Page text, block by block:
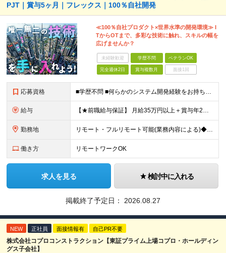
PJT｜賞与5ヶ月｜フレックス｜100％自社開発
≪100％自社プロダクト×世界水準の開発環境≫ I
TからOTまで、多彩な技術に触れ、スキルの幅を
広げませんか？
未経験歓迎 学歴不問 ベテランOK
完全週休2日 賞与複数月 面接1回
応募資格 ■学歴不問 ■何らかのシステム開発経験をお持ちの方（業界経験不問） ■業界知識は不問です 入社後にはニッチな業界知識が必要になりますが、 入社時点の知識量は不問です！ 「エンジニアとして自分にしか
給与 【★前職給与保証】 月給35万円以上＋賞与年2回（※5ヶ月分支給実績あり） ※上記は最低保証額です。 ご経験やスキルに応じて当社規定内で決定します ※試用期間3ヶ月間あり・労働条件は本採用と変わり
勤務地 リモート・フルリモート可能(業務内容による)◆100％自社内開発 所在地：神奈川県横浜市港北区新横浜3-8-11 メットライフ新横浜ビル10F (変更の範囲)上記を除く当社関連勤務地 ※機器の導入
働き方 リモートワークOK
求人を見る 検討中に入れる
掲載終了予定日： 2026.08.27
NEW 正社員 面接情報有 自己PR不要
株式会社コプロコンストラクション【東証プライム上場コプロ・ホールディン
グス子会社】